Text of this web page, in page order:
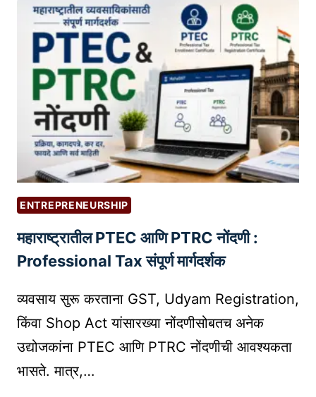
नों
द
णी
प्र
क्रि
या
:
ऑ
न
ला
इ
न
व्य
व
या
य
श
ENTREPRENEURSHIP
महाराष्ट्रातील PTEC आणि PTRC नोंदणी :
Professional Tax संपूर्ण मार्गदर्शक
व्यवसाय सुरू करताना GST, Udyam Registration,
किंवा Shop Act यांसारख्या नोंदणीसोबतच अनेक
उद्योजकांना PTEC आणि PTRC नोंदणीची आवश्यकता
भासते. मात्र,…